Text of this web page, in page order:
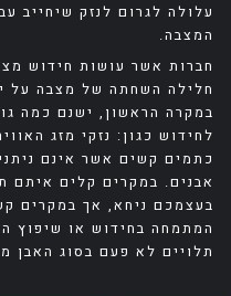
עלולה לגרום לנזק שיחייב
המצבה.
חברות אשר עושות חידוש
חלילה השחתה של מצבה על
במקרה הראשון, ישנם כמה
לחידוש כגון: נזקי מזג
כתמים קשים אשר אינם
אבנים. במקרים קלים איתם
בעצמכם ניחא, אך במקרים
המתמחה בחידוש או שיפוץ
תלויים לא פעם בסוג האבן